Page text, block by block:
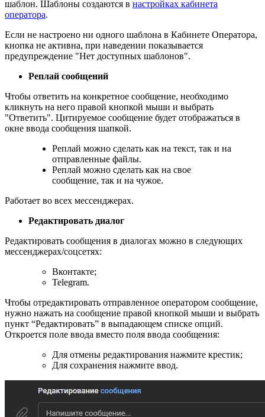
шаблон. Шаблоны создаются в настройках кабинета
оператора.
Если не настроено ни одного шаблона в Кабинете Оператора,
кнопка не активна, при наведении показывается
предупреждение "Нет доступных шаблонов".
Реплай сообщений
Чтобы ответить на конкретное сообщение, необходимо
кликнуть на него правой кнопкой мыши и выбрать
"Ответить". Цитируемое сообщение будет отображаться в
окне ввода сообщения шапкой.
Реплай можно сделать как на текст, так и на
отправленные файлы.
Реплай можно сделать как на свое
сообщение, так и на чужое.
Работает во всех мессенджерах.
Редактировать диалог
Редактировать сообщения в диалогах можно в следующих
мессенджерах/соцсетях:
Вконтакте;
Telegram.
Чтобы отредактировать отправленное оператором сообщение,
нужно нажать на сообщение правой кнопкой мыши и выбрать
пункт “Редактировать” в выпадающем списке опций.
Откроется поле ввода вместо поля ввода сообщения:
Для отмены редактирования нажмите крестик;
Для сохранения нажмите ввод.